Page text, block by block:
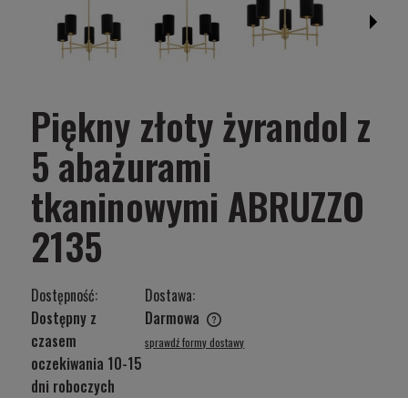
Piękny złoty żyrandol z
5 abażurami
tkaninowymi ABRUZZO
2135
Dostępność:
Dostępny z
czasem
oczekiwania 10-15
dni roboczych
Dostawa:
Darmowa
Cena nie zawiera ewentualnych kosztów płatności
sprawdź formy dostawy